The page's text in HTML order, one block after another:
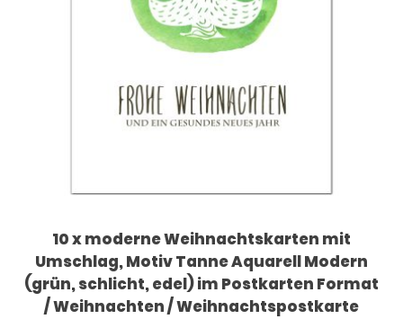
10 x moderne Weihnachtskarten mit
Umschlag, Motiv Tanne Aquarell Modern
(grün, schlicht, edel) im Postkarten Format
/ Weihnachten / Weihnachtspostkarte